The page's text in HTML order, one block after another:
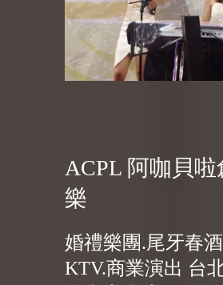
ACPL 阿咖貝
樂
婚禮樂團.尾牙春
KTV.商業演出 台